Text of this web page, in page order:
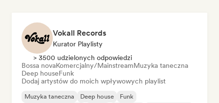
Vokall Records
Kurator Playlisty
> 3500 udzielonych odpowiedzi
Bossa novaKomercjalny/MainstreamMuzyka taneczna
Deep houseFunk
Dodaj artystów do moich wpływowych playlist
Muzyka taneczna Deep house
Funk